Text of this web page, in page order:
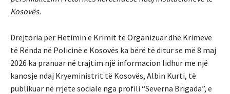
Kosovës.
Drejtoria për Hetimin e Krimit të Organizuar dhe Krimeve
të Rënda në Policinë e Kosovës ka bërë të ditur se më 8 maj
2026 ka pranuar në trajtim një informacion lidhur me një
kanosje ndaj Kryeministrit të Kosovës, Albin Kurti, të
publikuar në rrjete sociale nga profili “Severna Brigada”, e